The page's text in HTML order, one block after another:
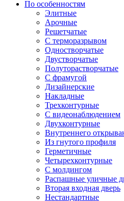
По особенностям
Элитные
Арочные
Решетчатые
С терморазрывом
Одностворчатые
Двустворчатые
Полуторастворчатые
С фрамугой
Дизайнерские
Накладные
Трехконтурные
С видеонаблюдением
Двухконтурные
Внутреннего
Из гнутого профиля
Герметичные
Четырехконтурные
С молдингом
Распашные уличные
Вторая входная дверь
Нестандартные